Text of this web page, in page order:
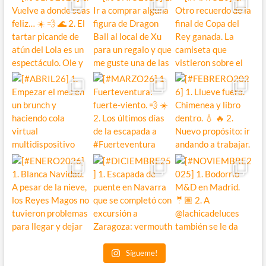
Sígueme!